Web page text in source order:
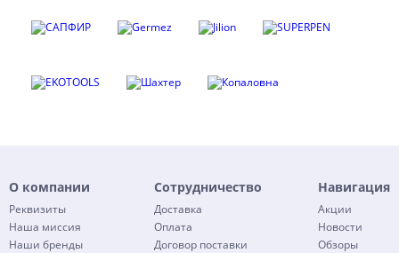
О компании
Реквизиты
Наша миссия
Наши бренды
Сотрудничество
Доставка
Оплата
Договор поставки
Навигация
Акции
Новости
Обзоры